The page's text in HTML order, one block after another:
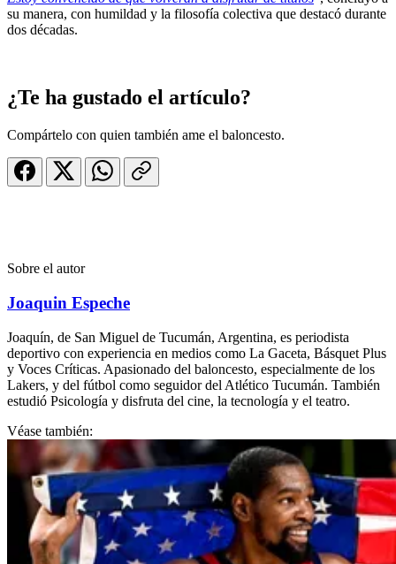
su manera, con humildad y la filosofía colectiva que destacó durante
dos décadas.
¿Te ha gustado el artículo?
Compártelo con quien también ame el baloncesto.
Sobre el autor
Joaquin Espeche
Joaquín, de San Miguel de Tucumán, Argentina, es periodista
deportivo con experiencia en medios como La Gaceta, Básquet Plus
y Voces Críticas. Apasionado del baloncesto, especialmente de los
Lakers, y del fútbol como seguidor del Atlético Tucumán. También
estudió Psicología y disfruta del cine, la tecnología y el teatro.
Véase también: